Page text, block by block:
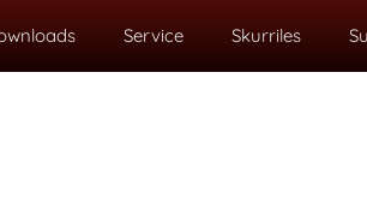
Service Skurriles